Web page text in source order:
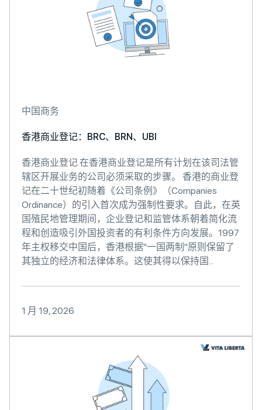
中国商务
香港商业登记：BRC、BRN、UBI
香港商业登记 在香港商业登记是所有计划在该司法管
辖区开展业务的公司必须采取的步骤。 香港的商业登
记在二十世纪初随着《公司条例》（Companies
Ordinance）的引入首次成为强制性要求。自此，在英
国殖民地管理期间，企业登记和监管体系朝着简化流
程和创造吸引外国投资者的有利条件方向发展。1997
年主权移交中国后，香港根据"一国两制"原则保留了
其独立的经济和法律体系。这使其得以保持国...
1 月 19, 2026